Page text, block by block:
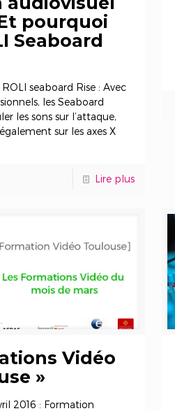
pourquoi
Seaboard
seaboard Rise : Avec
les Seaboard
les sons sur l’attaque,
sur les axes X
Lire plus
Vidéo
»
2016 : Formation